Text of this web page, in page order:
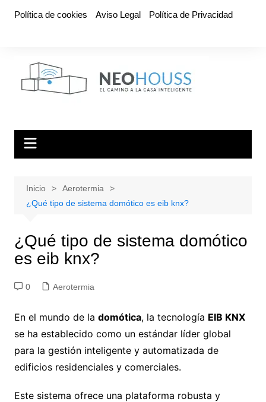
Política de cookies Aviso Legal Política de Privacidad
Inicio
Aerotermia
¿Qué tipo de sistema domótico es eib knx?
¿Qué tipo de sistema domótico
es eib knx?
0 Aerotermia
En el mundo de la domótica, la tecnología EIB KNX
se ha establecido como un estándar líder global
para la gestión inteligente y automatizada de
edificios residenciales y comerciales.
Este sistema ofrece una plataforma robusta y